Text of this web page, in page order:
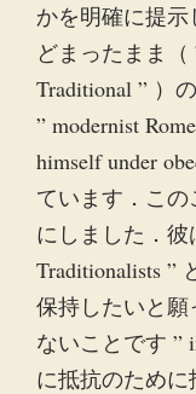
かを明確に提
どまったまま（
Traditional ” ）
” modernist
himself under
ています．こ
にしました．
Traditionalists ”
保持したいと
ないことです ”
に抵抗のため